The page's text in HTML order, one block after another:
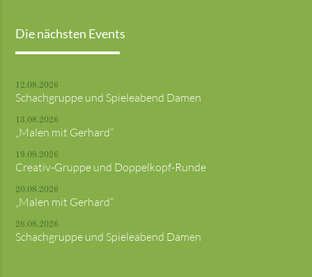
Die nächsten Events
12.08.2026
Schachgruppe und Spieleabend Damen
13.08.2026
„Malen mit Gerhard“
19.08.2026
Creativ-Gruppe und Doppelkopf-Runde
20.08.2026
„Malen mit Gerhard“
26.08.2026
Schachgruppe und Spieleabend Damen